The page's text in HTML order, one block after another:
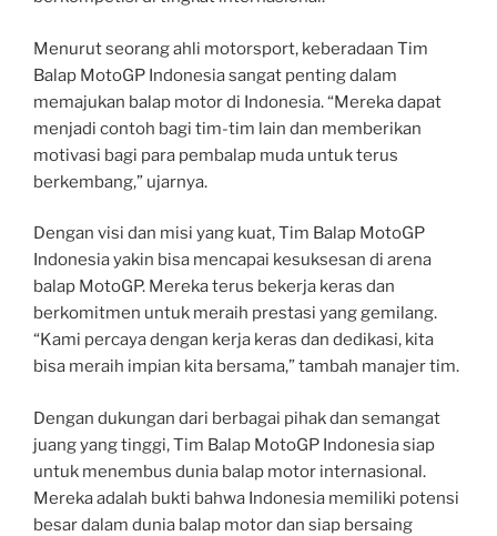
Menurut seorang ahli motorsport, keberadaan Tim
Balap MotoGP Indonesia sangat penting dalam
memajukan balap motor di Indonesia. “Mereka dapat
menjadi contoh bagi tim-tim lain dan memberikan
motivasi bagi para pembalap muda untuk terus
berkembang,” ujarnya.
Dengan visi dan misi yang kuat, Tim Balap MotoGP
Indonesia yakin bisa mencapai kesuksesan di arena
balap MotoGP. Mereka terus bekerja keras dan
berkomitmen untuk meraih prestasi yang gemilang.
“Kami percaya dengan kerja keras dan dedikasi, kita
bisa meraih impian kita bersama,” tambah manajer tim.
Dengan dukungan dari berbagai pihak dan semangat
juang yang tinggi, Tim Balap MotoGP Indonesia siap
untuk menembus dunia balap motor internasional.
Mereka adalah bukti bahwa Indonesia memiliki potensi
besar dalam dunia balap motor dan siap bersaing